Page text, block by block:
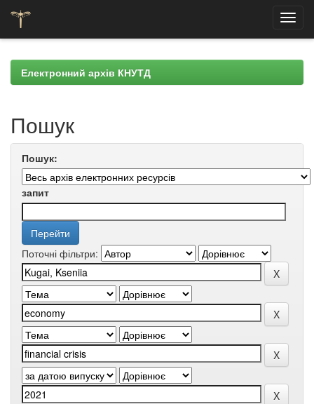
navigationЕлектронний архів КНУТД
Пошук
Пошук:
запит
Поточні фільтри: